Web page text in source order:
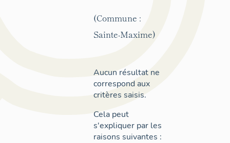
(Commune :
Sainte-Maxime)
Aucun résultat ne
correspond aux
critères saisis.
Cela peut
s'expliquer par les
raisons suivantes :